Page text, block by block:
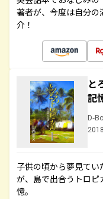
著者が、今度は自分
介！
と
記
D-
子供の頃から夢見て
が、島で出合うトロ
憶。